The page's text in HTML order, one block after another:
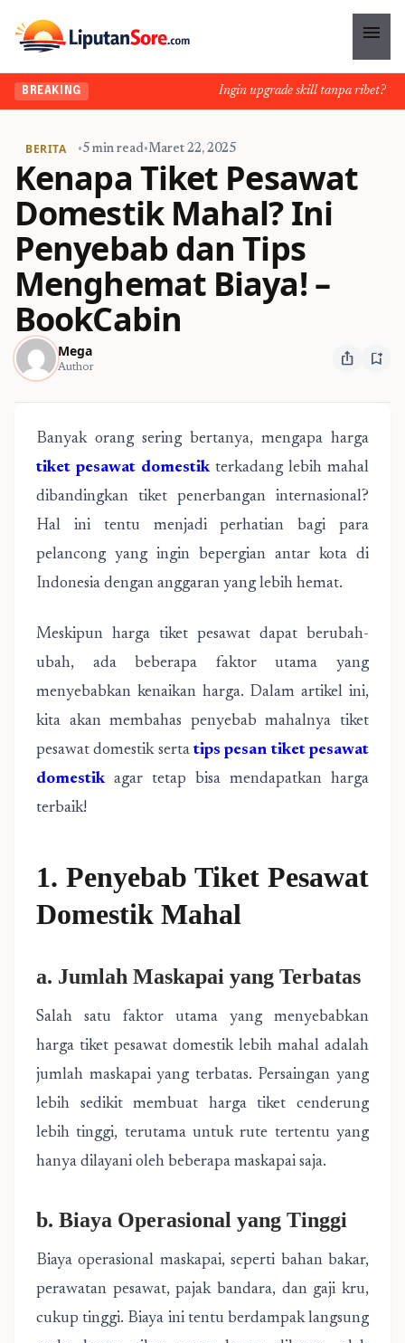
menu
BREAKING Ingin upgrade skill tanpa ribet?
BERITA •5 min read•Maret 22, 2025
Kenapa Tiket Pesawat
Domestik Mahal? Ini
Penyebab dan Tips
Menghemat Biaya! –
BookCabin
Mega
Author ios_share bookmark_add
Banyak orang sering bertanya, mengapa harga
tiket pesawat domestikterkadang lebih mahal
dibandingkan tiket penerbangan internasional?
Hal ini tentu menjadi perhatian bagi para
pelancong yang ingin bepergian antar kota di
Indonesia dengan anggaran yang lebih hemat.
Meskipun harga tiket pesawat dapat berubah-
ubah, ada beberapa faktor utama yang
menyebabkan kenaikan harga. Dalam artikel ini,
kita akan membahas penyebab mahalnya tiket
pesawat domestik serta tips pesan tiket pesawat
domestikagar tetap bisa mendapatkan harga
terbaik!
1. Penyebab Tiket Pesawat
Domestik Mahal
a. Jumlah Maskapai yang Terbatas
Salah satu faktor utama yang menyebabkan
harga tiket pesawat domestik lebih mahal adalah
jumlah maskapai yang terbatas. Persaingan yang
lebih sedikit membuat harga tiket cenderung
lebih tinggi, terutama untuk rute tertentu yang
hanya dilayani oleh beberapa maskapai saja.
b. Biaya Operasional yang Tinggi
Biaya operasional maskapai, seperti bahan bakar,
perawatan pesawat, pajak bandara, dan gaji kru,
cukup tinggi. Biaya ini tentu berdampak langsung